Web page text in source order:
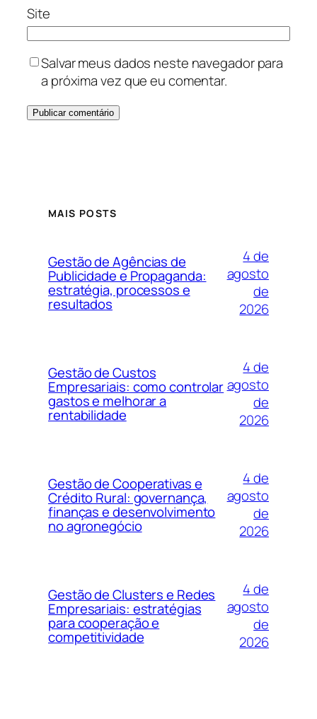
Site
Salvar meus dados neste navegador para
a próxima vez que eu comentar.
MAIS POSTS
Gestão de Agências de
Publicidade e Propaganda:
estratégia, processos e
resultados
4 de
agosto
de
2026
Gestão de Custos
Empresariais: como controlar
gastos e melhorar a
rentabilidade
4 de
agosto
de
2026
Gestão de Cooperativas e
Crédito Rural: governança,
finanças e desenvolvimento
no agronegócio
4 de
agosto
de
2026
Gestão de Clusters e Redes
Empresariais: estratégias
para cooperação e
competitividade
4 de
agosto
de
2026